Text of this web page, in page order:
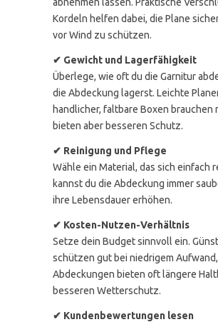
Kordeln helfen dabei, die Plane
vor Wind zu schützen.
✔ Gewicht und Lagerfähigkeit
Überlege, wie oft du die Garnitur
die Abdeckung lagerst. Leichte
handlicher, faltbare Boxen brauchen
bieten aber besseren Schutz.
✔ Reinigung und Pflege
Wähle ein Material, das sich einfach
kannst du die Abdeckung immer
ihre Lebensdauer erhöhen.
✔ Kosten-Nutzen-Verhältnis
Setze dein Budget sinnvoll ein.
schützen gut bei niedrigem
Abdeckungen bieten oft längere
besseren Wetterschutz.
✔ Kundenbewertungen lesen